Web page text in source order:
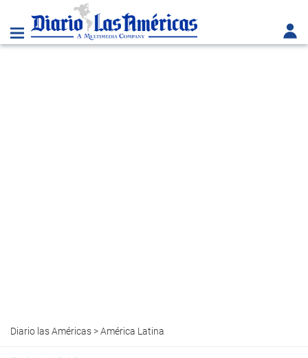
Diario las Américas>América Latina